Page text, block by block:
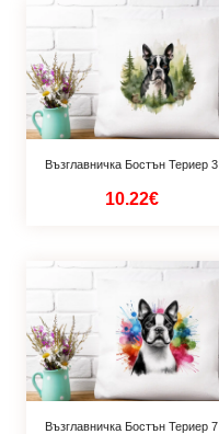
Възглавничка Бостън Териер 3
10.22€
Възглавничка Бостън Териер 7